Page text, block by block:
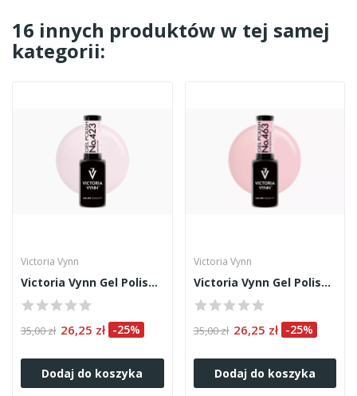
16 innych produktów w tej samej
kategorii:
Victoria Vynn
Victoria Vynn Gel Polish 423 8ml
35,00 zł 26,25 zł -25%
Dodaj do koszyka
Victoria Vynn
Victoria Vynn Gel Polish 463 8ml
35,00 zł 26,25 zł -25%
Dodaj do koszyka